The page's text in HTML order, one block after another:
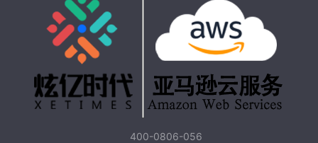
400-0806-056